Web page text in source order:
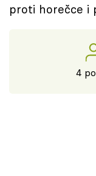
Sledujte nás
proti horečce i
4